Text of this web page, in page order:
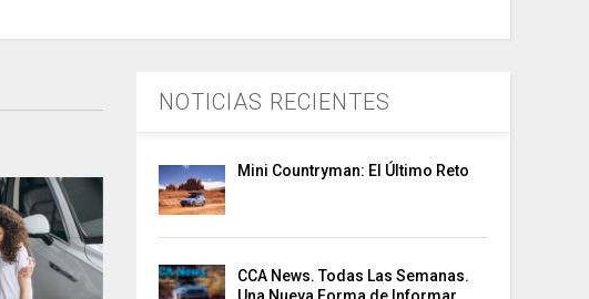
NOTICIAS RECIENTES
Mini Countryman: El Último Reto
CCA News. Todas Las Semanas.